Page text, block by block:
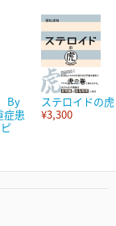
By
患
ステロイドの虎
¥3,300